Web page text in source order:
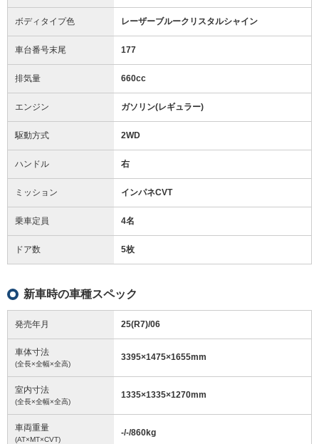
ボディタイプ色 レーザーブルークリスタルシャイン
車台番号末尾 177
排気量 660cc
エンジン ガソリン(レギュラー)
駆動方式 2WD
ハンドル 右
ミッション インパネCVT
乗車定員 4名
ドア数 5枚
新車時の車種スペック
発売年月 25(R7)/06
車体寸法
(全長×全幅×全高)
3395×1475×1655mm
室内寸法
(全長×全幅×全高)
1335×1335×1270mm
車両重量
(AT×MT×CVT)
-/-/860kg